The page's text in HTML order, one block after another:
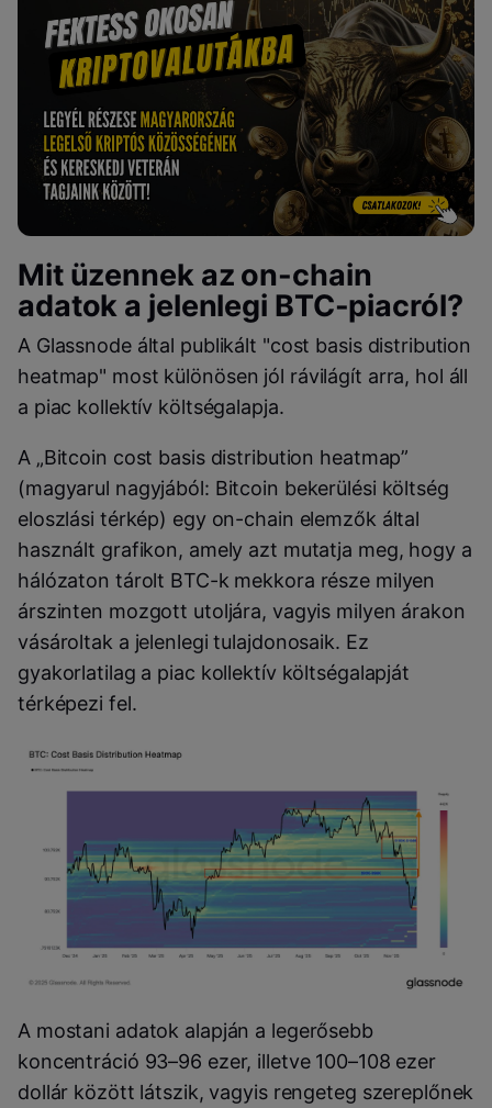
Mit üzennek az on-chain
adatok a jelenlegi BTC-piacról?
A Glassnode által publikált "cost basis distribution
heatmap" most különösen jól rávilágít arra, hol áll
a piac kollektív költségalapja.
A „Bitcoin cost basis distribution heatmap”
(magyarul nagyjából: Bitcoin bekerülési költség
eloszlási térkép) egy on-chain elemzők által
használt grafikon, amely azt mutatja meg, hogy a
hálózaton tárolt BTC-k mekkora része milyen
árszinten mozgott utoljára, vagyis milyen árakon
vásároltak a jelenlegi tulajdonosaik. Ez
gyakorlatilag a piac kollektív költségalapját
térképezi fel.
A mostani adatok alapján a legerősebb
koncentráció 93–96 ezer, illetve 100–108 ezer
dollár között látszik, vagyis rengeteg szereplőnek